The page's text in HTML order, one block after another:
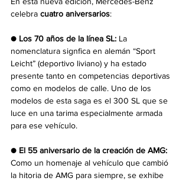
celebra cuatro aniversarios:
● Los 70 años de la línea SL: La
nomenclatura signfica en alemán “Sport
Leicht” (deportivo liviano) y ha estado
presente tanto en competencias deportivas
como en modelos de calle. Uno de los
modelos de esta saga es el 300 SL que se
luce en una tarima especialmente armada
para ese vehículo.
● El 55 aniversario de la creación de AMG:
Como un homenaje al vehículo que cambió
la hitoria de AMG para siempre, se exhibe